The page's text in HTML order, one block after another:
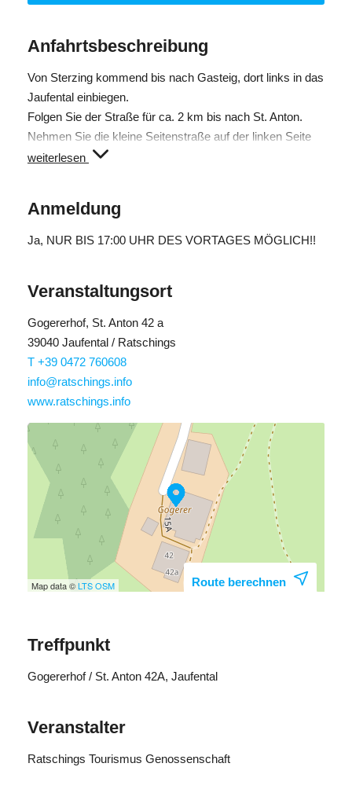
Anfahrtsbeschreibung
Von Sterzing kommend bis nach Gasteig, dort links in das
Jaufental einbiegen.
Folgen Sie der Straße für ca. 2 km bis nach St. Anton.
Nehmen Sie die kleine Seitenstraße auf der linken Seite
und folgen der Beschilderung Gogererhof für ca. 1 km bis
weiterlesen
Anmeldung
Ja, NUR BIS 17:00 UHR DES VORTAGES MÖGLICH!!
Veranstaltungsort
Gogererhof, St. Anton 42 a
39040 Jaufental / Ratschings
T +39 0472 760608
info@ratschings.info
www.ratschings.info
Map data ©LTSOSM Route berechnen
Treffpunkt
Gogererhof / St. Anton 42A, Jaufental
Veranstalter
Ratschings Tourismus Genossenschaft